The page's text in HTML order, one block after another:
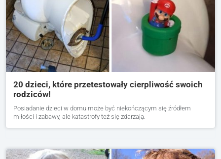
20 dzieci, które przetestowały cierpliwość swoich
rodziców!
Posiadanie dzieci w domu może być niekończącym się źródłem
miłości i zabawy, ale katastrofy też się zdarzają.